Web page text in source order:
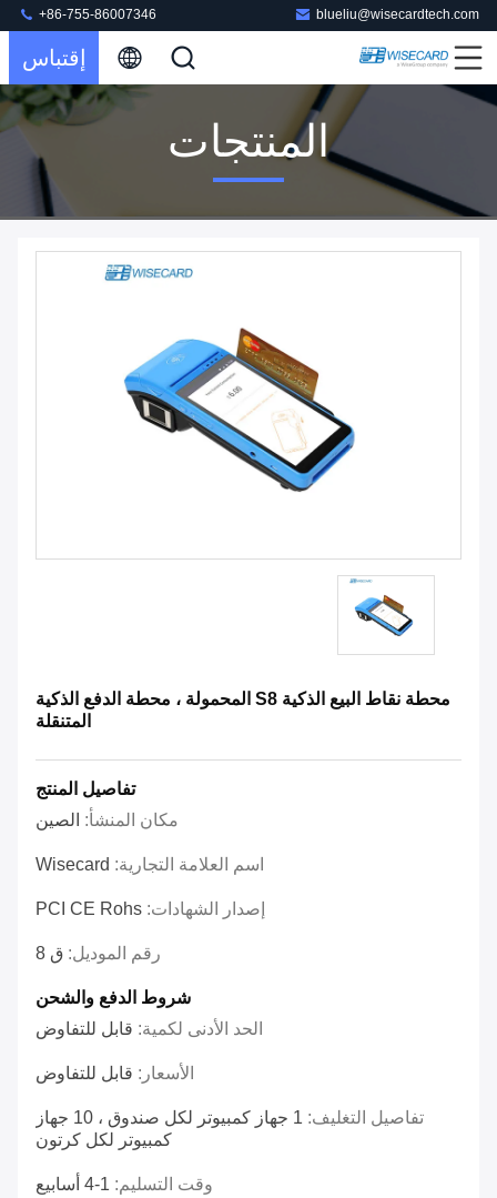
blueliu@wisecardtech.com
+86-755-86007346
إقتباس
المنتجات
محطة نقاط البيع الذكية S8 المحمولة ، محطة الدفع الذكية
المتنقلة
تفاصيل المنتج
مكان المنشأ: الصين
اسم العلامة التجارية: Wisecard
إصدار الشهادات: PCI CE Rohs
رقم الموديل: ق 8
شروط الدفع والشحن
الحد الأدنى لكمية: قابل للتفاوض
الأسعار: قابل للتفاوض
تفاصيل التغليف:
1 جهاز كمبيوتر لكل صندوق ، 10 جهاز
كمبيوتر لكل كرتون
وقت التسليم: 1-4 أسابيع